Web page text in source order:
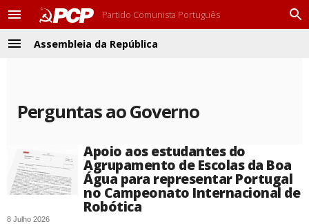
M
e
n
Partido Comunista Português
P
Assembleia da República
Perguntas ao Governo
Apoio aos estudantes do
Agrupamento de Escolas da Boa
Água para representar Portugal
no Campeonato Internacional de
Robótica
8 Julho 2026